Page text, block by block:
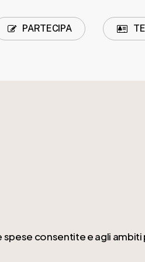
PARTECIPA
consentite e agli